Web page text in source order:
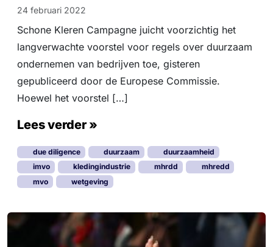
24 februari 2022
Schone Kleren Campagne juicht voorzichtig het
langverwachte voorstel voor regels over duurzaam
ondernemen van bedrijven toe, gisteren
gepubliceerd door de Europese Commissie.
Hoewel het voorstel […]
Lees verder »
due diligence duurzaam
duurzaamheid
imvo
kledingindustrie mhrdd
mhredd
mvo
wetgeving